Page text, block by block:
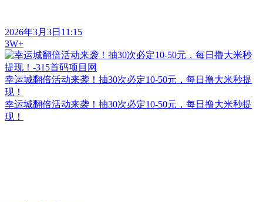
2026年3月3日11:15
3W+
幸运城翻倍活动来袭！抽30次必定10-50元，每日撸大米秒提
现！
幸运城翻倍活动来袭！抽30次必定10-50元，每日撸大米秒提
现！